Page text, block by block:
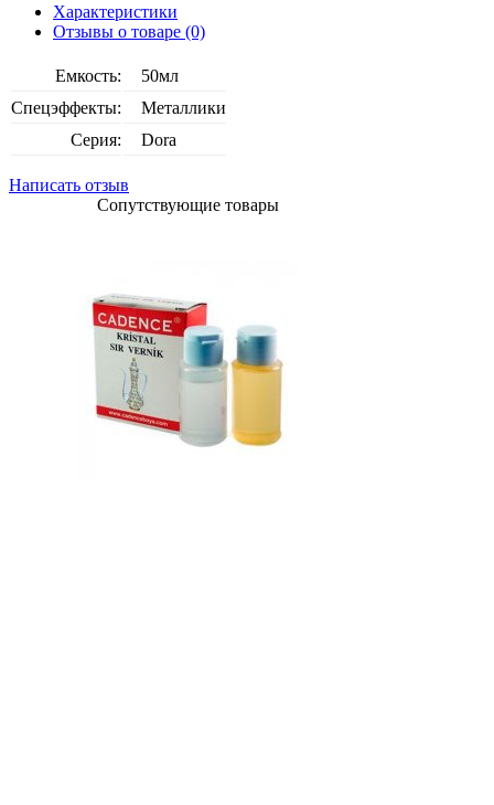
Характеристики
Отзывы о товаре (0)
Емкость:
50мл
Спецэффекты:
Металлики
Серия:
Dora
Написать отзыв
Сопутствующие товары